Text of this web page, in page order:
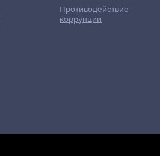
Противодействие
коррупции